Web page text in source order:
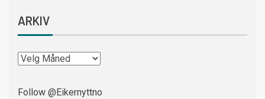
ARKIV
Follow @Eikernyttno